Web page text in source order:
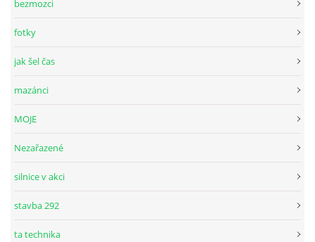
bezmozci
fotky
jak šel čas
mazánci
MOJE
Nezařazené
silnice v akci
stavba 292
ta technika